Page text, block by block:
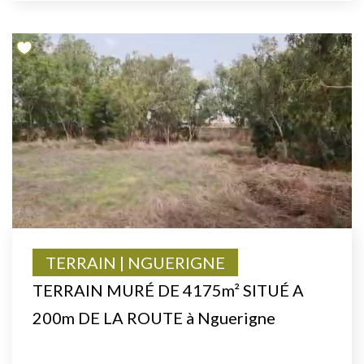
TERRAIN MURÉ DE 4175m² SITUÉ A
200m DE LA ROUTE à Nguerigne
TERRAIN | NGUERIGNE